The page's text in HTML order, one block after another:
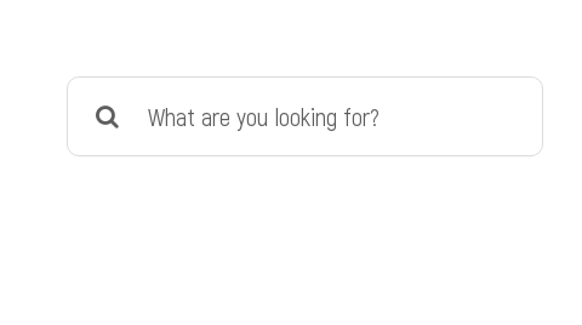
Search